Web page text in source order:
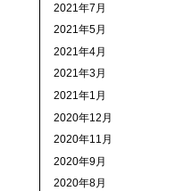
2021年7月
2021年5月
2021年4月
2021年3月
2021年1月
2020年12月
2020年11月
2020年9月
2020年8月